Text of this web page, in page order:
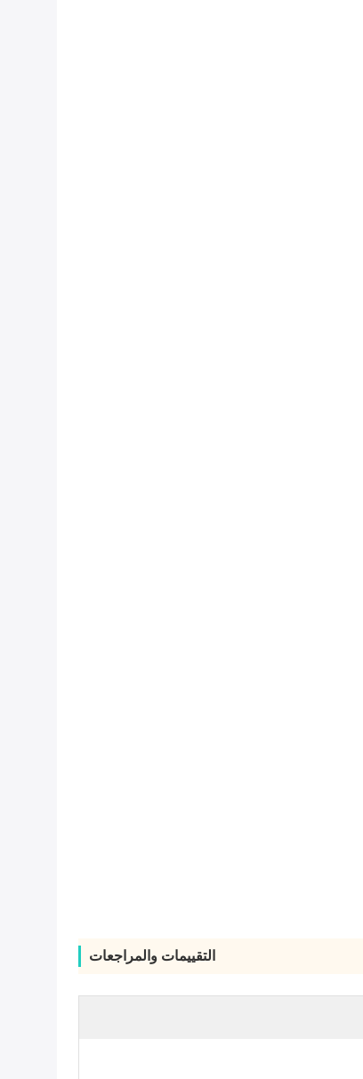
التقييمات والمراجعات